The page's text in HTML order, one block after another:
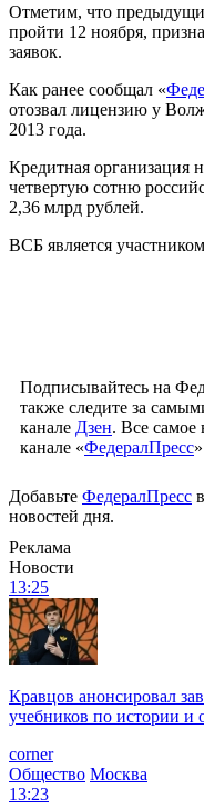
Отметим, что
пройти 12 ноября,
заявок.
Как ранее сообщал «
отозвал лицензию у
2013 года.
Кредитная организация
четвертую сотню
2,36 млрд рублей.
ВСБ является
Подписывайтесь на
также следите за
канале Дзен. Все
канале «ФедералПресс
Добавьте ФедералПресс
новостей дня.
Реклама
Новости
13:25
Кравцов анонсировал
учебников по истории и
corner
Общество Москва
13:23